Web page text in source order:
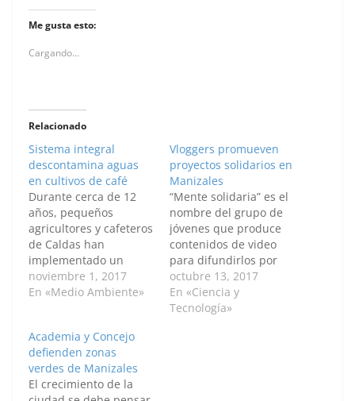
Me gusta esto:
Cargando...
Relacionado
Sistema integral
descontamina aguas
en cultivos de café
Durante cerca de 12
años, pequeños
agricultores y cafeteros
de Caldas han
implementado un
sistema que entrega al
subsuelo agua
producto del
procesamiento del
café. Esta obra consiste
básicamente en unas
noviembre 1, 2017
En «Medio Ambiente»
Vloggers promueven
proyectos solidarios en
Manizales
“Mente solidaria” es el
nombre del grupo de
jóvenes que produce
contenidos de video
para difundirlos por
las redes sociales, con
el fin de impulsar
proyectos solidarios
octubre 13, 2017
En «Ciencia y
Tecnología»
Academia y Concejo
defienden zonas
verdes de Manizales
El crecimiento de la